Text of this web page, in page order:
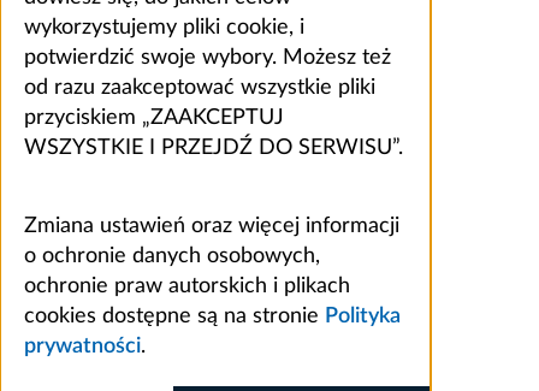
wykorzystujemy pliki cookie, i
potwierdzić swoje wybory. Możesz też
od razu zaakceptować wszystkie pliki
przyciskiem „ZAAKCEPTUJ
WSZYSTKIE I PRZEJDŹ DO SERWISU”.
Zmiana ustawień oraz więcej informacji
o ochronie danych osobowych,
ochronie praw autorskich i plikach
cookies dostępne są na stronie Polityka
prywatności.